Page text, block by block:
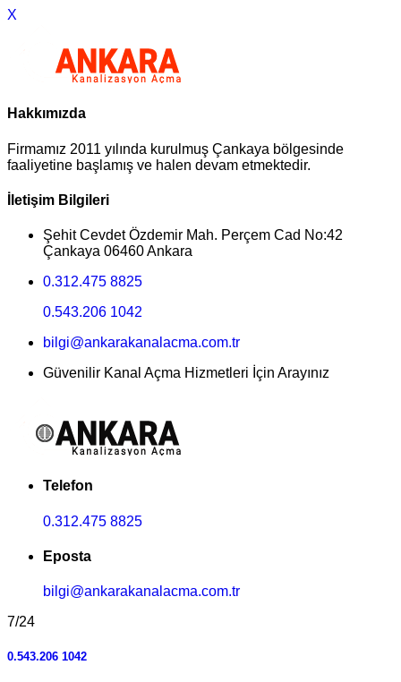
X
Hakkımızda
Firmamız 2011 yılında kurulmuş Çankaya bölgesinde
faaliyetine başlamış ve halen devam etmektedir.
İletişim Bilgileri
Şehit Cevdet Özdemir Mah. Perçem Cad No:42
Çankaya 06460 Ankara
0.312.475 8825
0.543.206 1042
bilgi@ankarakanalacma.com.tr
Güvenilir Kanal Açma Hizmetleri İçin Arayınız
Telefon
0.312.475 8825
Eposta
bilgi@ankarakanalacma.com.tr
7/24
0.543.206 1042